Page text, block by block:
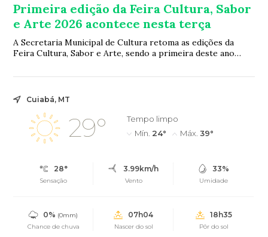
Primeira edição da Feira Cultura, Sabor
e Arte 2026 acontece nesta terça
A Secretaria Municipal de Cultura retoma as edições da
Feira Cultura, Sabor e Arte, sendo a primeira deste ano
Cuiabá, MT
29°
Tempo limpo
Mín. 24° Máx. 39°
28°
Sensação
3.99km/h
Vento
33%
Umidade
0% (0mm)
Chance de chuva
07h04
Nascer do sol
18h35
Pôr do sol